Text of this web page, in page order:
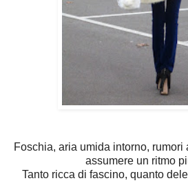
Foschia, aria umida intorno, rumori
assumere un ritmo
Tanto ricca di fascino, quanto